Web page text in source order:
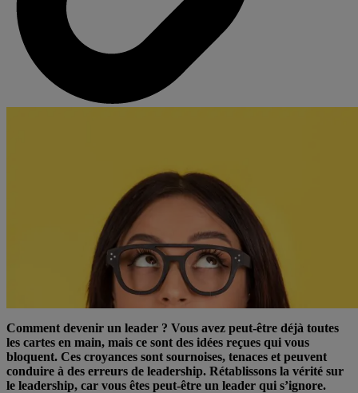
Comment devenir un leader ? Vous avez peut-être déjà toutes
les cartes en main, mais ce sont des idées reçues qui vous
bloquent. Ces croyances sont sournoises, tenaces et peuvent
conduire à des erreurs de leadership. Rétablissons la vérité sur
le leadership, car vous êtes peut-être un leader qui s’ignore.